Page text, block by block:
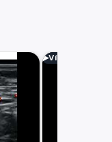
▶Vídeo aula